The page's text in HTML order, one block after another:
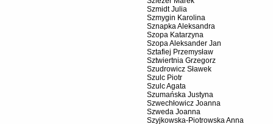
Szmidt Julia
Szmygin Karolina
Sznapka Aleksandra
Szopa Katarzyna
Szopa Aleksander Jan
Sztafiej Przemysław
Sztwiertnia Grzegorz
Szudrowicz Sławek
Szulc Piotr
Szulc Agata
Szumańska Justyna
Szwechłowicz Joanna
Szweda Joanna
Szyjkowska-Piotrowska Anna